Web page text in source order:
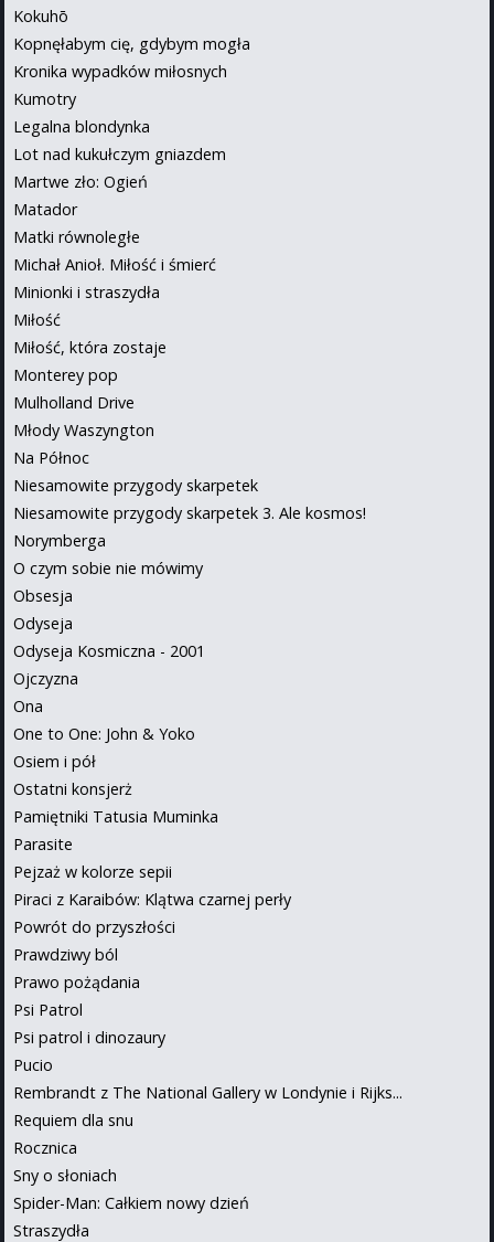
Kokuhō
Kopnęłabym cię, gdybym mogła
Kronika wypadków miłosnych
Kumotry
Legalna blondynka
Lot nad kukułczym gniazdem
Martwe zło: Ogień
Matador
Matki równoległe
Michał Anioł. Miłość i śmierć
Minionki i straszydła
Miłość
Miłość, która zostaje
Monterey pop
Mulholland Drive
Młody Waszyngton
Na Północ
Niesamowite przygody skarpetek
Niesamowite przygody skarpetek 3. Ale kosmos!
Norymberga
O czym sobie nie mówimy
Obsesja
Odyseja
Odyseja Kosmiczna - 2001
Ojczyzna
Ona
One to One: John & Yoko
Osiem i pół
Ostatni konsjerż
Pamiętniki Tatusia Muminka
Parasite
Pejzaż w kolorze sepii
Piraci z Karaibów: Klątwa czarnej perły
Powrót do przyszłości
Prawdziwy ból
Prawo pożądania
Psi Patrol
Psi patrol i dinozaury
Pucio
Rembrandt z The National Gallery w Londynie i Rijks...
Requiem dla snu
Rocznica
Sny o słoniach
Spider-Man: Całkiem nowy dzień
Straszydła